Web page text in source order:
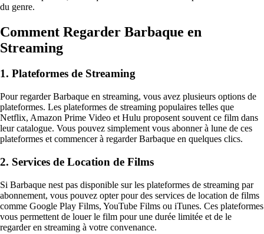
du genre.
Comment Regarder Barbaque en
Streaming
1. Plateformes de Streaming
Pour regarder Barbaque en streaming, vous avez plusieurs options de
plateformes. Les plateformes de streaming populaires telles que
Netflix, Amazon Prime Video et Hulu proposent souvent ce film dans
leur catalogue. Vous pouvez simplement vous abonner à lune de ces
plateformes et commencer à regarder Barbaque en quelques clics.
2. Services de Location de Films
Si Barbaque nest pas disponible sur les plateformes de streaming par
abonnement, vous pouvez opter pour des services de location de films
comme Google Play Films, YouTube Films ou iTunes. Ces plateformes
vous permettent de louer le film pour une durée limitée et de le
regarder en streaming à votre convenance.